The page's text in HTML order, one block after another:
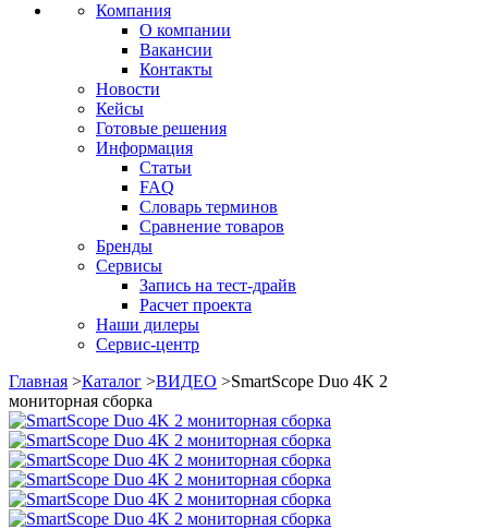
Компания
О компании
Вакансии
Контакты
Новости
Кейсы
Готовые решения
Информация
Статьи
FAQ
Словарь терминов
Сравнение товаров
Бренды
Сервисы
Запись на тест-драйв
Расчет проекта
Наши дилеры
Сервис-центр
Главная >Каталог >ВИДЕО >SmartScope Duo 4K 2
мониторная сборка